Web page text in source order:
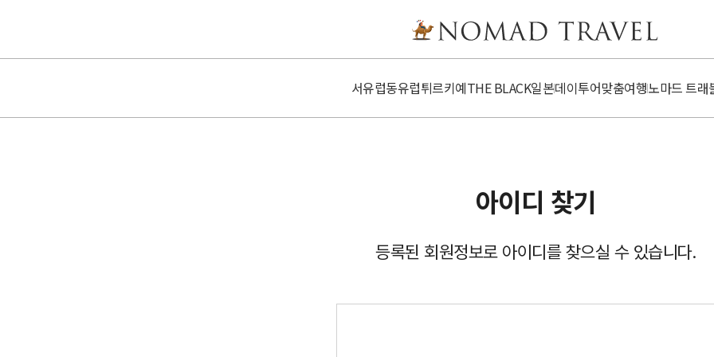
서유럽동유럽튀르키예​​THE BLACK일본데이투어맞춤여행노마드 트래
아이디 찾기
등록된 회원정보로 아이디를 찾으실 수 있습니다.